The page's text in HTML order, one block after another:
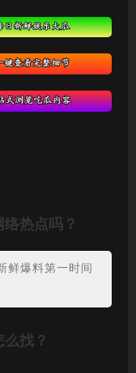
热点吗？
鲜爆料第一时间
找？